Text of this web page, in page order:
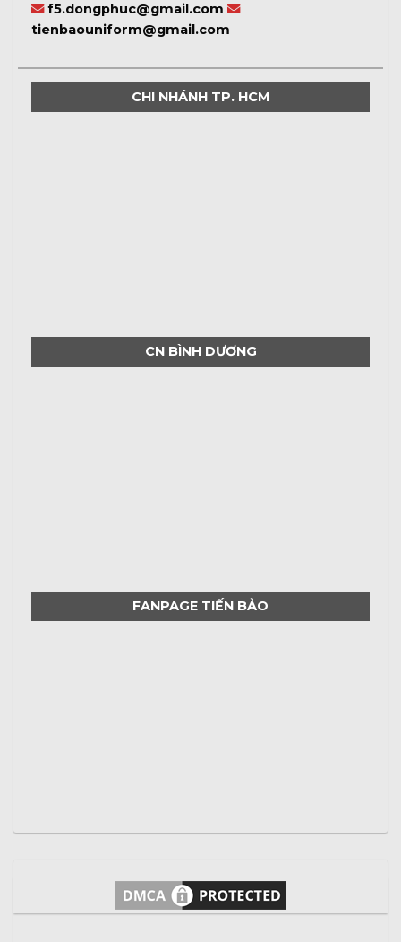
f5.dongphuc@gmail.com
tienbaouniform@gmail.com
CHI NHÁNH TP. HCM
CN BÌNH DƯƠNG
FANPAGE TIẾN BẢO